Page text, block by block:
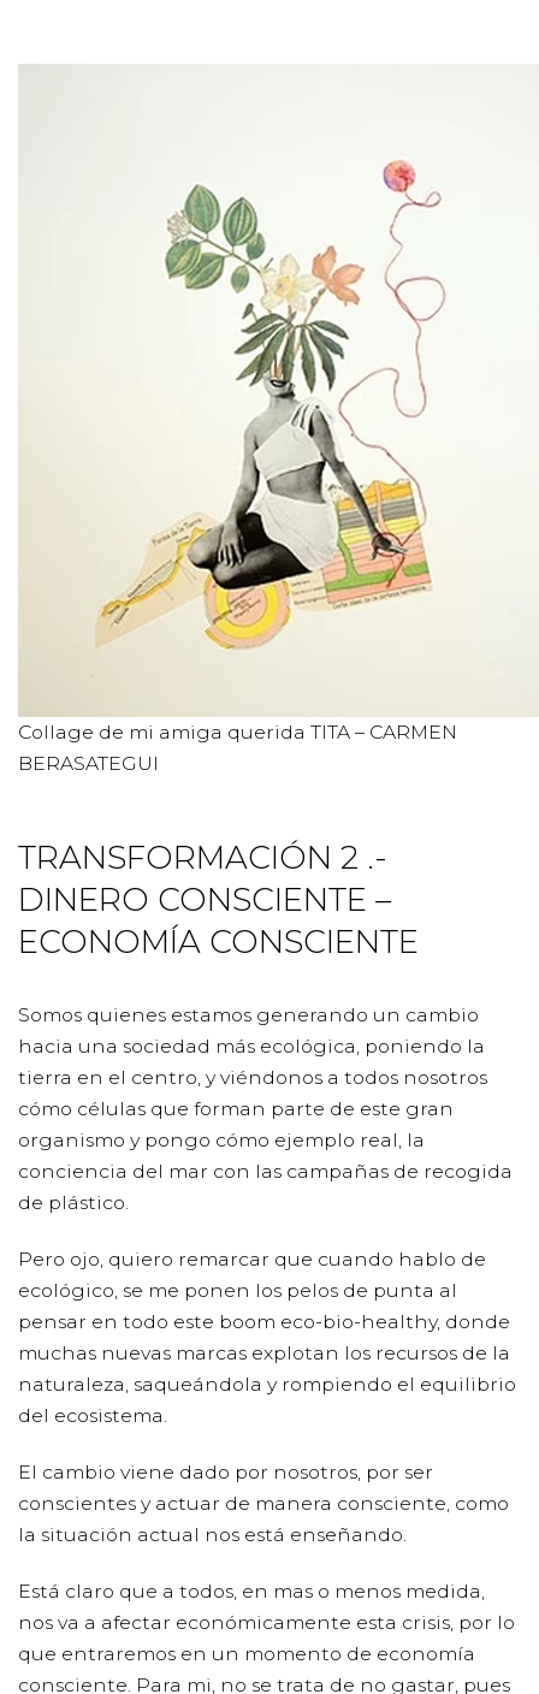
Collage de mi amiga querida TITA – CARMEN
BERASATEGUI
TRANSFORMACIÓN 2 .-
DINERO CONSCIENTE –
ECONOMÍA CONSCIENTE
Somos quienes estamos generando un cambio
hacia una sociedad más ecológica, poniendo la
tierra en el centro, y viéndonos a todos nosotros
cómo células que forman parte de este gran
organismo y pongo cómo ejemplo real, la
conciencia del mar con las campañas de recogida
de plástico.
Pero ojo, quiero remarcar que cuando hablo de
ecológico, se me ponen los pelos de punta al
pensar en todo este boom eco-bio-healthy, donde
muchas nuevas marcas explotan los recursos de la
naturaleza, saqueándola y rompiendo el equilibrio
del ecosistema.
El cambio viene dado por nosotros, por ser
conscientes y actuar de manera consciente, como
la situación actual nos está enseñando.
Está claro que a todos, en mas o menos medida,
nos va a afectar económicamente esta crisis, por lo
que entraremos en un momento de economía
consciente. Para mi, no se trata de no gastar, pues